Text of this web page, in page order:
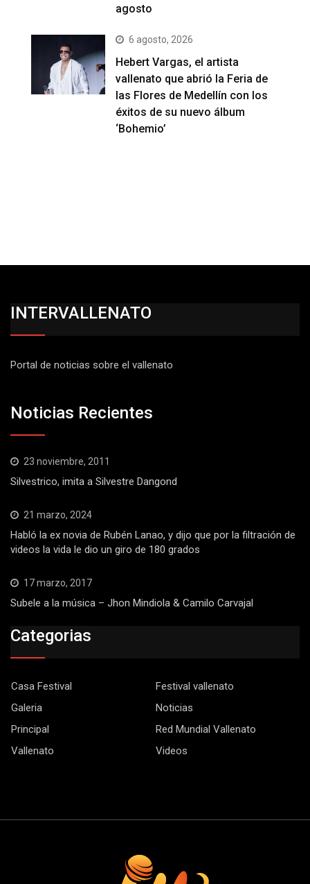
agosto
6 agosto, 2026
Hebert Vargas, el artista
vallenato que abrió la Feria de
las Flores de Medellín con los
éxitos de su nuevo álbum
‘Bohemio’
INTERVALLENATO
Portal de noticias sobre el vallenato
Noticias Recientes
23 noviembre, 2011
Silvestrico, imita a Silvestre Dangond
21 marzo, 2024
Habló la ex novia de Rubén Lanao, y dijo que por la filtración de
videos la vida le dio un giro de 180 grados
17 marzo, 2017
Subele a la música – Jhon Mindiola & Camilo Carvajal
Categorias
Casa Festival
Festival vallenato
Galeria
Noticias
Principal
Red Mundial Vallenato
Vallenato
Videos